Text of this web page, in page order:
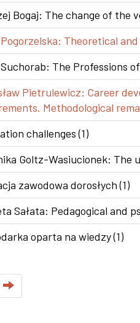
Bogaj: The change of the
Theoretical
The Professions
Pietrulewicz: Career
Methodological
challenges (1)
Goltz-Wasiucionek: The
zawodowa dorosłych (1)
Sałata: Pedagogical and
oparta na wiedzy (1)